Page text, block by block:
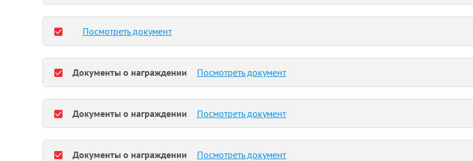
Посмотреть документ
Документы о награждении Посмотреть документ
Документы о награждении Посмотреть документ
Документы о награждении Посмотреть документ